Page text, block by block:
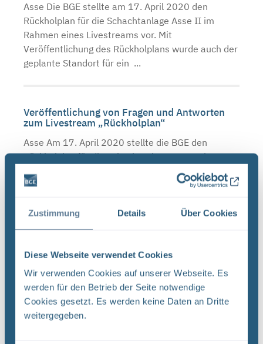
Zustimmung Details Über Cookies
Diese Webseite verwendet Cookies
Wir verwenden Cookies auf unserer Webseite. Es
werden für den Betrieb der Seite notwendige
Cookies gesetzt. Es werden keine Daten an Dritte
weitergegeben.
Asse Die BGE stellte am 17. April 2020 den
Rückholplan für die Schachtanlage Asse II im
Rahmen eines Livestreams vor. Mit
Veröffentlichung des Rückholplans wurde auch der
geplante Standort für ein ...
Veröffentlichung von Fragen und Antworten
zum Livestream „Rückholplan“
Asse Am 17. April 2020 stellte die BGE den
Rückholplan für die Schachtanlage Asse II im
Rahmen eines Livestreams vor und bewegte sich
hier auf komplett neuem Terrain. Das Interesse
Das war der Livestream „Betrifft: Asse“ - hier
geht es zur Aufzeichnung
Asse Mit Veröffentlichung des Asse-Rückholplans
hat die BGE auch den geplanten Standort für eine
Abfallbehandlungsanlage und ein Zwischenlager
vorgestellt. Hier sollen die radioaktiven Abfälle